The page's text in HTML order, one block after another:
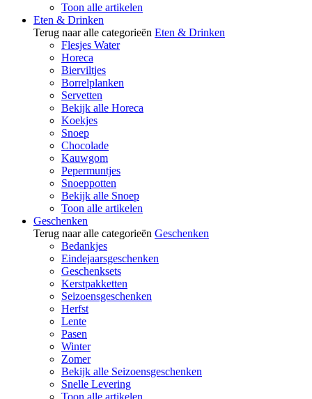
Toon alle artikelen
Eten & Drinken
Terug naar alle categorieën Eten & Drinken
Flesjes Water
Horeca
Bierviltjes
Borrelplanken
Servetten
Bekijk alle Horeca
Koekjes
Snoep
Chocolade
Kauwgom
Pepermuntjes
Snoeppotten
Bekijk alle Snoep
Toon alle artikelen
Geschenken
Terug naar alle categorieën Geschenken
Bedankjes
Eindejaarsgeschenken
Geschenksets
Kerstpakketten
Seizoensgeschenken
Herfst
Lente
Pasen
Winter
Zomer
Bekijk alle Seizoensgeschenken
Snelle Levering
Toon alle artikelen